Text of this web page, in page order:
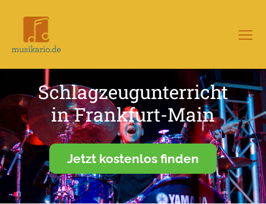
–
Portal
für
Musikunterricht
Schlagzeugunterricht
in Frankfurt-Main
Jetzt kostenlos finden